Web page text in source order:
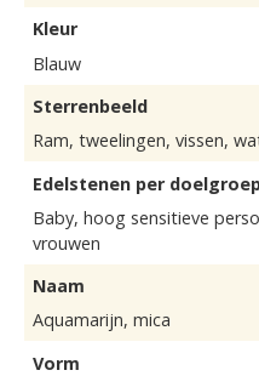
Kleur
Blauw
Sterrenbeeld
Ram, tweelingen, vissen,
Edelstenen per
Baby, hoog sensitieve
vrouwen
Naam
Aquamarijn, mica
Vorm